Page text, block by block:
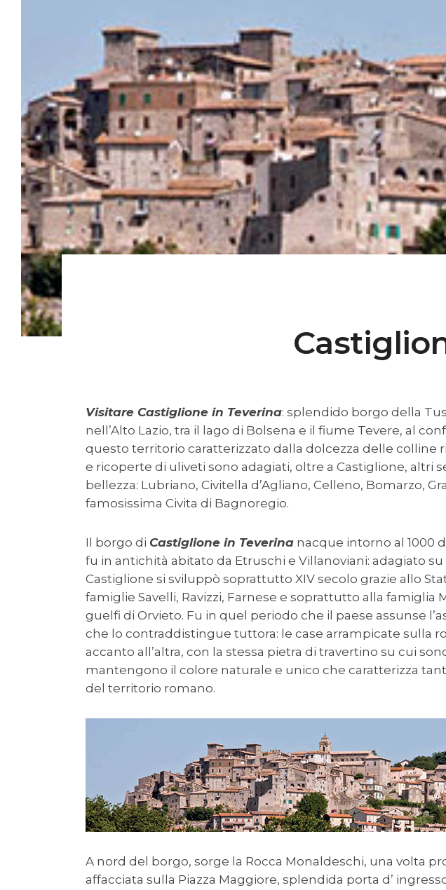
Visitare Castiglione in Teverina: splendido borgo della
nell’Alto Lazio, tra il lago di Bolsena e il fiume Tevere, al
questo territorio caratterizzato dalla dolcezza delle colline
e ricoperte di uliveti sono adagiati, oltre a Castiglione, altri
bellezza: Lubriano, Civitella d’Agliano, Celleno, Bomarzo,
famosissima Civita di Bagnoregio.
Il borgo di Castiglione in Teverina nacque intorno al 1000
fu in antichità abitato da Etruschi e Villanoviani: adagiato
Castiglione si sviluppò soprattutto XIV secolo grazie allo
famiglie Savelli, Ravizzi, Farnese e soprattutto alla famiglia
guelfi di Orvieto. Fu in quel periodo che il paese assunse
che lo contraddistingue tuttora: le case arrampicate sulla
accanto all’altra, con la stessa pietra di travertino su cui
mantengono il colore naturale e unico che caratterizza
del territorio romano.
A nord del borgo, sorge la Rocca Monaldeschi, una volta
affacciata sulla Piazza Maggiore, splendida porta d’